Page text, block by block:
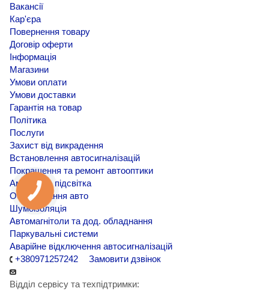
Вакансії
Кар'єра
Повернення товару
Договір оферти
Інформація
Магазини
Умови оплати
Умови доставки
Гарантія на товар
Політика
Послуги
Захист від викрадення
Встановлення автосигналізацій
Покращення та ремонт автооптики
Амбієнтна підсвітка
Обклеювання авто
Шумоізоляція
Автомагнітоли та дод. обладнання
Паркувальні системи
Аварійне відключення автосигналізацій
+380971257242
Замовити дзвінок
Відділ сервісу та техпідтримки: